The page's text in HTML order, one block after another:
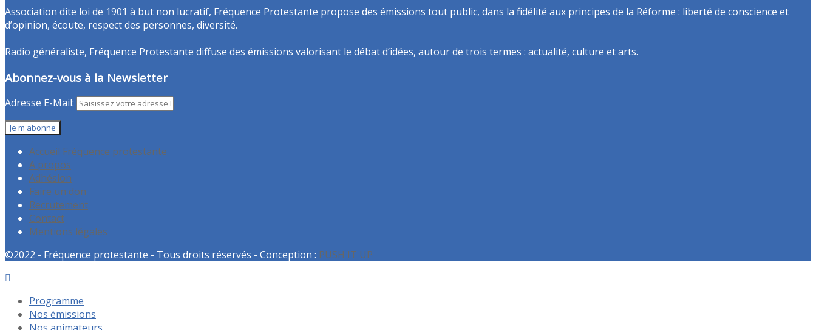
Association dite loi de 1901 à but non lucratif, Fréquence Protestante propose des émissions tout public, dans la fidélité aux principes de la Réforme : liberté de conscience et
d’opinion, écoute, respect des personnes, diversité.
Radio généraliste, Fréquence Protestante diffuse des émissions valorisant le débat d’idées, autour de trois termes : actualité, culture et arts.
Abonnez-vous à la Newsletter
Adresse E-Mail:
Accueil Fréquence protestante
A propos
Adhésion
Faire un don
Recrutement
Contact
Mentions légales
©2022 - Fréquence protestante - Tous droits réservés - Conception : PUSH IT UP
Programme
Nos émissions